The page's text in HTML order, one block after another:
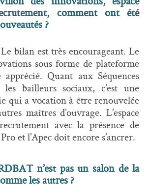
comment ont été
?
Le bilan est très encourageant. Le
sous forme de plateforme
Quant aux Séquences
bailleurs sociaux, c’est une
qui a vocation à être renouvelée
maîtres d’ouvrage. L’espace
avec la présence de
et l’Apec doit encore s’ancrer.
n’est pas un salon de la
les autres ?